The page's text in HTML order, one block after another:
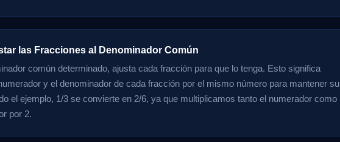
las Fracciones al Denominador Común
común determinado, ajusta cada fracción para que lo tenga. Esto significa
y el denominador de cada fracción por el mismo número para mantener su
el ejemplo, 1/3 se convierte en 2/6, ya que multiplicamos tanto el numerador como
por 2.